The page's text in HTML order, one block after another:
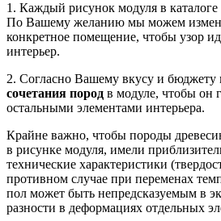
1. Каждый рисунок модуля в каталоге
По Вашему желанию мы можем
конкретное помещение, чтобы узор
интерьер.
2. Согласно Вашему вкусу и
сочетания пород в модуле, чтобы он
остальными элементами интерьера.
Крайне важно, чтобы породы
в рисунке модуля, имели
технические характеристики
противном случае при переменах
пол может быть непредсказуемым в
разности в деформациях отдельных